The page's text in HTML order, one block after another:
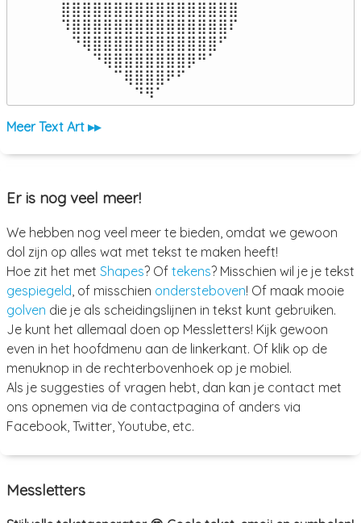
⣿⣿⣿⣿⣿⣿⣿⣿⣿⣿⣿⣿⣿⣿⣿⣿⣿
⠹⣿⣿⣿⣿⣿⣿⣿⣿⣿⣿⣿⣿⣿⣿⣿⠏
⠀⠙⢿⣿⣿⣿⣿⣿⣿⣿⣿⣿⣿⣿⣿⠋⠀
⠀⠀⠀⠙⢿⣿⣿⣿⣿⣿⣿⣿⡿⠛⠁⠀⠀
⠀⠀⠀⠀⠀⠉⢿⣿⣿⣿⠟⠋⠀⠀⠀⠀⠀
⠀⠀⠀⠀⠀⠀⠀⠙⠻⠁⠀⠀⠀⠀⠀⠀⠀⠀⠀⠀⠀⠀⠀
Meer Text Art ▸▸
Er is nog veel meer!
We hebben nog veel meer te bieden, omdat we gewoon
dol zijn op alles wat met tekst te maken heeft!
Hoe zit het met Shapes? Of tekens? Misschien wil je je tekst
gespiegeld , of misschien ondersteboven! Of maak mooie
golven die je als scheidingslijnen in tekst kunt gebruiken.
Je kunt het allemaal doen op Messletters! Kijk gewoon
even in het hoofdmenu aan de linkerkant. Of klik op de
menuknop in de rechterbovenhoek op je mobiel.
Als je suggesties of vragen hebt, dan kan je contact met
ons opnemen via de contactpagina of anders via
Facebook, Twitter, Youtube, etc.
Messletters